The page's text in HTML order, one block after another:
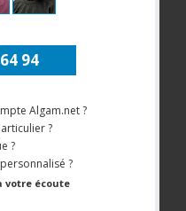
94
Algam.net ?
?
?
?
votre écoute